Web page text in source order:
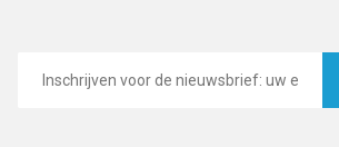
mailadres